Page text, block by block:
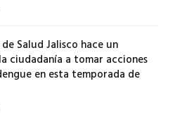
Salud Jalisco hace un
ciudadanía a tomar acciones
en esta temporada de